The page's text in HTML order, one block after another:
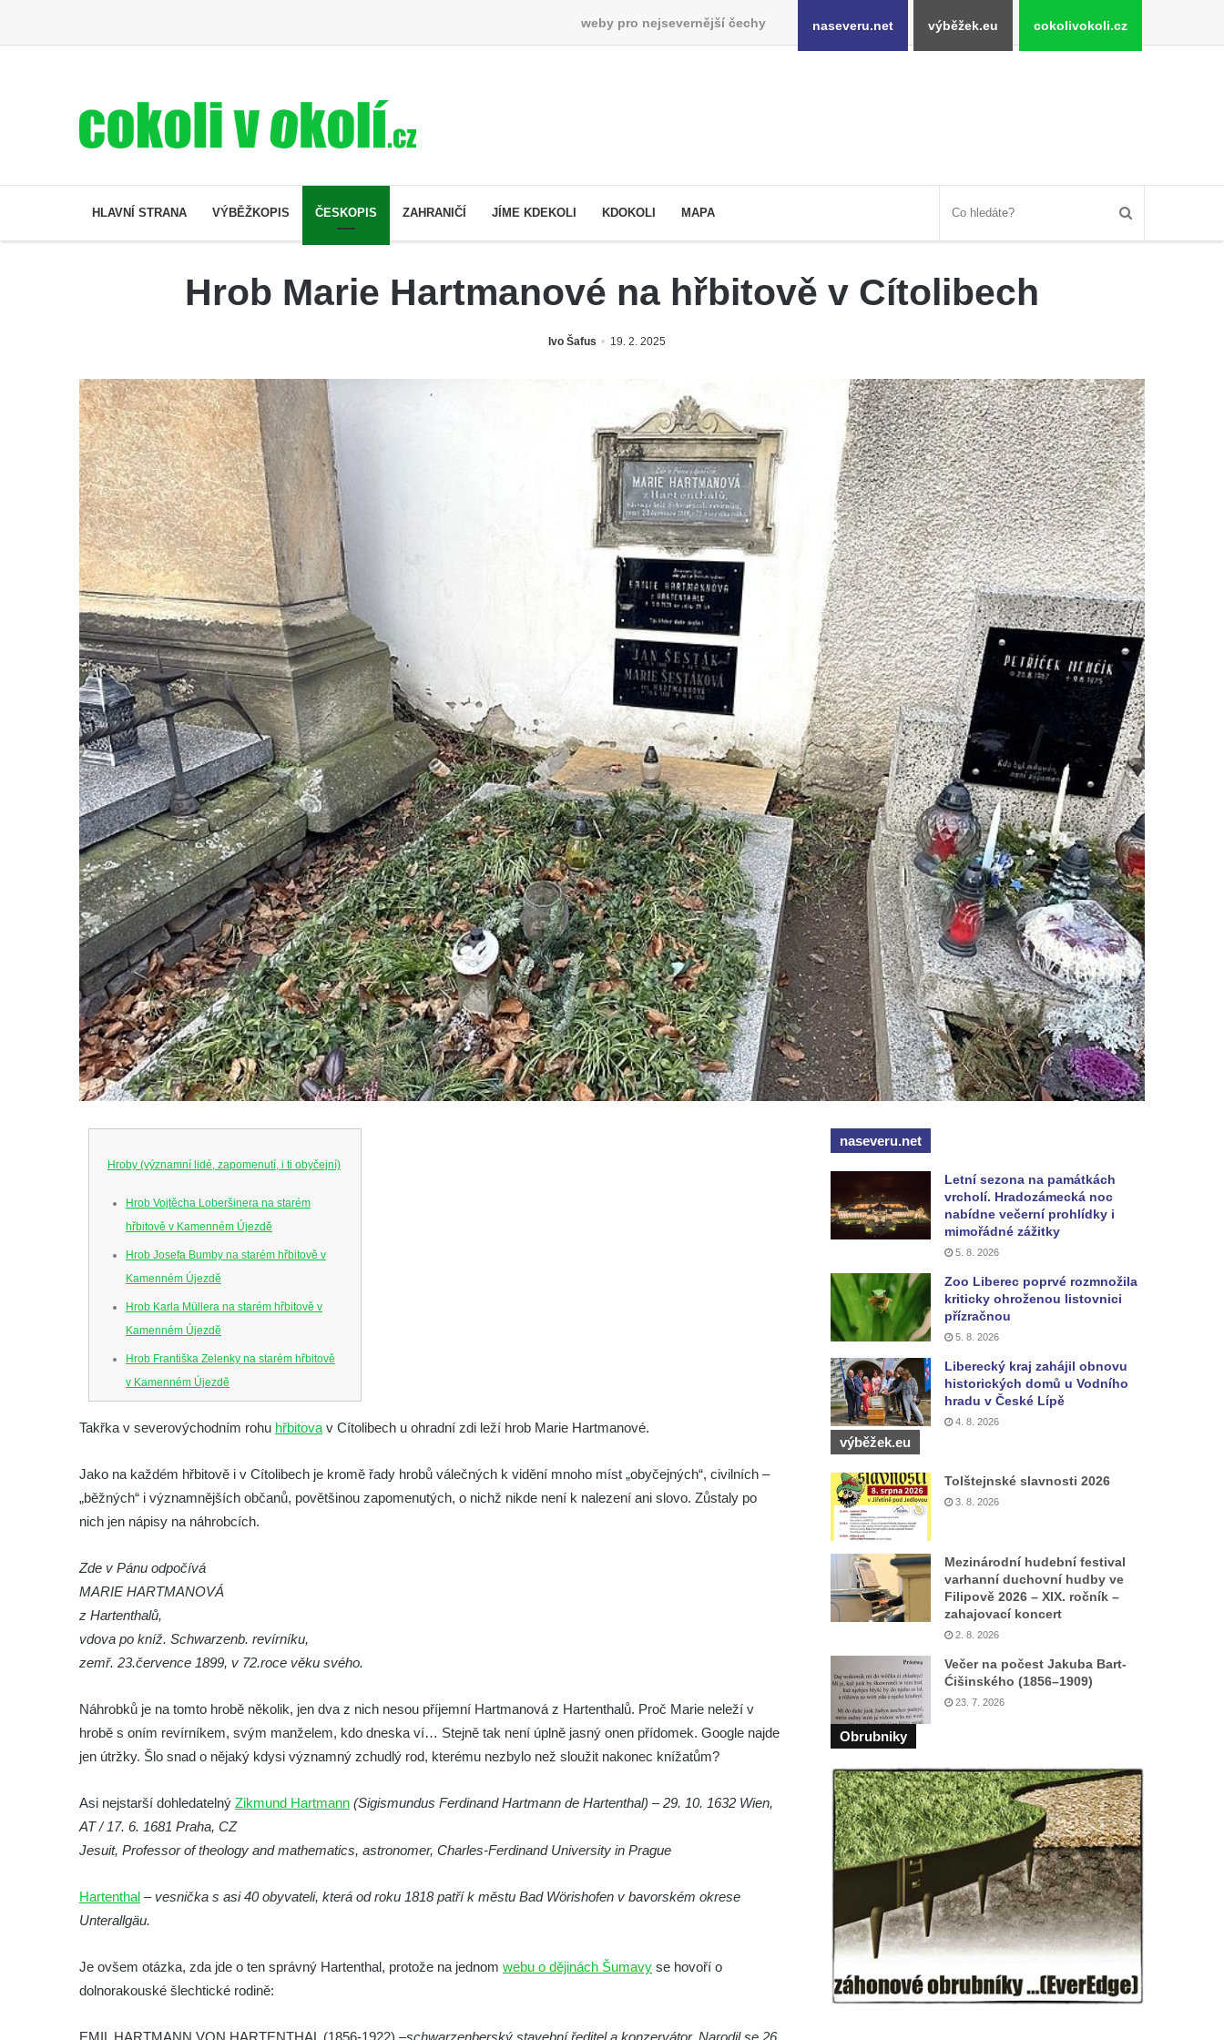
weby pro nejsevernější čechy naseveru.net výběžek.eu cokolivokoli.cz
HLAVNÍ STRANA VÝBĚŽKOPIS ČESKOPIS ZAHRANIČÍ JÍME KDEKOLI KDOKOLI MAPA
Hrob Marie Hartmanové na hřbitově v Cítolibech
Ivo Šafus 19. 2. 2025
Hroby (významní lidé, zapomenutí, i ti obyčejní)
Hrob Vojtěcha Loberšinera na starém
hřbitově v Kamenném Újezdě
Hrob Josefa Bumby na starém hřbitově v
Kamenném Újezdě
Hrob Karla Müllera na starém hřbitově v
Kamenném Újezdě
Hrob Františka Zelenky na starém hřbitově
v Kamenném Újezdě
Kamenném Újezdě
Hrob Josefa Valeše na hřbitově ve Velešíně
Velešíně
Hrob Františka Bürgera na hřbitově ve
Velešíně
Hrob Jana Františka Zítka na hřbitově ve
Velešíně
Hrob Bartoloměje Vavreyna na hřbitově ve
Velešíně
Velešíně
Hrob Jana Křtitele Mikyšky na hřbitově ve
Velešíně
Velešíně
Hrob rodiny Kohoutovy na hřbitově ve
Takřka v severovýchodním rohu hřbitova v Cítolibech u ohradní zdi leží hrob Marie Hartmanové.
Jako na každém hřbitově i v Cítolibech je kromě řady hrobů válečných k vidění mnoho míst „obyčejných“, civilních –
„běžných“ i významnějších občanů, povětšinou zapomenutých, o nichž nikde není k nalezení ani slovo. Zůstaly po
nich jen nápisy na náhrobcích.
Zde v Pánu odpočívá
MARIE HARTMANOVÁ
z Hartenthalů,
vdova po kníž. Schwarzenb. revírníku,
zemř. 23.července 1899, v 72.roce věku svého.
Náhrobků je na tomto hrobě několik, jen dva z nich nesou příjemní Hartmanová z Hartenthalů. Proč Marie neleží v
hrobě s oním revírníkem, svým manželem, kdo dneska ví… Stejně tak není úplně jasný onen přídomek. Google najde
jen útržky. Šlo snad o nějaký kdysi významný zchudlý rod, kterému nezbylo než sloužit nakonec knížatům?
Asi nejstarší dohledatelný Zikmund Hartmann (Sigismundus Ferdinand Hartmann de Hartenthal) – 29. 10. 1632 Wien,
AT / 17. 6. 1681 Praha, CZ
Jesuit, Professor of theology and mathematics, astronomer, Charles-Ferdinand University in Prague
Hartenthal – vesnička s asi 40 obyvateli, která od roku 1818 patří k městu Bad Wörishofen v bavorském okrese
Unterallgäu.
Je ovšem otázka, zda jde o ten správný Hartenthal, protože na jednom webu o dějinách Šumavy se hovoří o
dolnorakouské šlechtické rodině:
EMIL HARTMANN VON HARTENTHAL (1856-1922) –schwarzenberský stavební ředitel a konzervátor. Narodil se 26.
naseveru.net
Letní sezona na památkách
vrcholí. Hradozámecká noc
nabídne večerní prohlídky i
mimořádné zážitky
5. 8. 2026
Zoo Liberec poprvé rozmnožila
kriticky ohroženou listovnici
přízračnou
5. 8. 2026
Liberecký kraj zahájil obnovu
historických domů u Vodního
hradu v České Lípě
4. 8. 2026
výběžek.eu
Tolštejnské slavnosti 2026
3. 8. 2026
Mezinárodní hudební festival
varhanní duchovní hudby ve
Filipově 2026 – XIX. ročník –
zahajovací koncert
2. 8. 2026
Večer na počest Jakuba Bart-
Ćišinského (1856–1909)
23. 7. 2026
Obrubniky